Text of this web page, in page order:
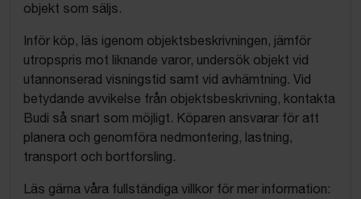
objekt som säljs.
Inför köp, läs igenom objektsbeskrivningen, jämför
utropspris mot liknande varor, undersök objekt vid
utannonserad visningstid samt vid avhämtning. Vid
betydande avvikelse från objektsbeskrivning, kontakta
Budi så snart som möjligt. Köparen ansvarar för att
planera och genomföra nedmontering, lastning,
transport och bortforsling.
Läs gärna våra fullständiga villkor för mer information: